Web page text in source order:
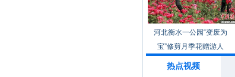
河北衡水一公园“变废为
宝”修剪月季花赠游人
热点视频